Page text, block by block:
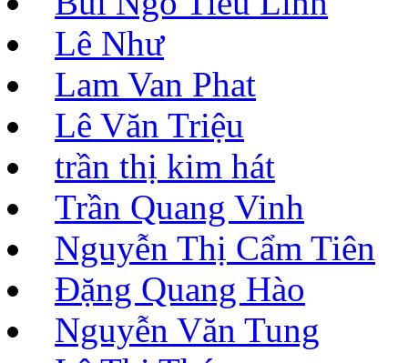
Lê Như
Lam Van Phat
Lê Văn Triệu
trần thị kim hát
Trần Quang Vinh
Nguyễn Thị Cẩm Tiên
Đặng Quang Hào
Nguyễn Văn Tung